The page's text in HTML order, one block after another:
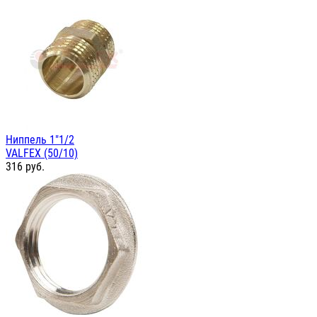
Ниппель 1"1/2
VALFEX (50/10)
316 руб.